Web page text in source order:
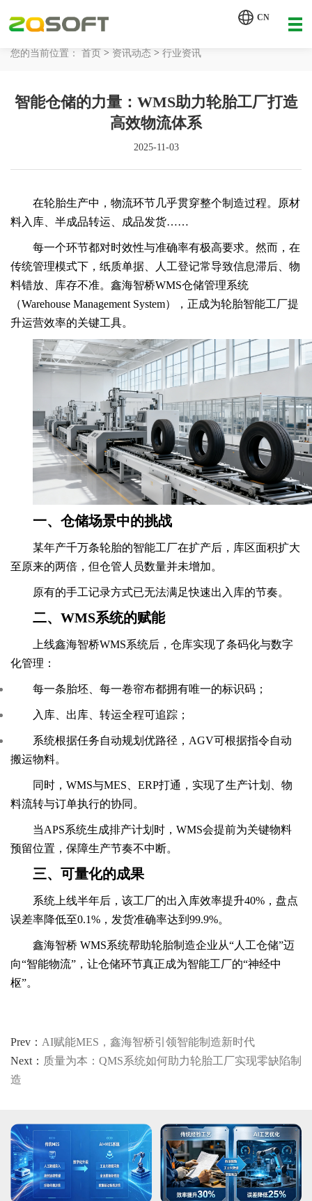
CN
工业AI
解决方案
客户案例
资讯动态
关于我们
您的当前位置： 首页 > 资讯动态 > 行业资讯
​智能仓储的力量：WMS助力轮胎工厂打造
高效物流体系
2025-11-03
在轮胎生产中，物流环节几乎贯穿整个制造过程。原材
料入库、半成品转运、成品发货……
每一个环节都对时效性与准确率有极高要求。然而，在
传统管理模式下，纸质单据、人工登记常导致信息滞后、物
料错放、库存不准。鑫海智桥WMS仓储管理系统
（Warehouse Management System），正成为轮胎智能工厂提
升运营效率的关键工具。
一、仓储场景中的挑战
某年产千万条轮胎的智能工厂在扩产后，库区面积扩大
至原来的两倍，但仓管人员数量并未增加。
原有的手工记录方式已无法满足快速出入库的节奏。
二、WMS系统的赋能
上线鑫海智桥WMS系统后，仓库实现了条码化与数字
化管理：
每一条胎坯、每一卷帘布都拥有唯一的标识码；
入库、出库、转运全程可追踪；
系统根据任务自动规划优路径，AGV可根据指令自动
搬运物料。
同时，WMS与MES、ERP打通，实现了生产计划、物
料流转与订单执行的协同。
当APS系统生成排产计划时，WMS会提前为关键物料
预留位置，保障生产节奏不中断。
三、可量化的成果
系统上线半年后，该工厂的出入库效率提升40%，盘点
误差率降低至0.1%，发货准确率达到99.9%。
鑫海智桥 WMS系统帮助轮胎制造企业从“人工仓储”迈
向“智能物流”，让仓储环节真正成为智能工厂的“神经中
枢”。
Prev： AI赋能MES，鑫海智桥引领智能制造新时代
Next： ​质量为本：QMS系统如何助力轮胎工厂实现零缺陷制
造
【AI 智能体重塑企业运营管理.pdf】